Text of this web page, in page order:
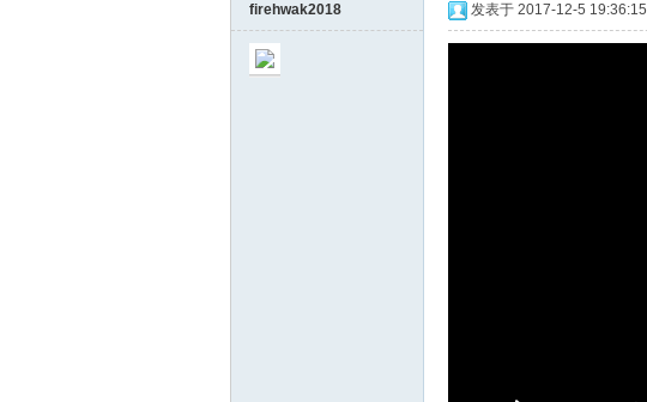
firehwak2018 发表于 2017-12-5 19:36:15